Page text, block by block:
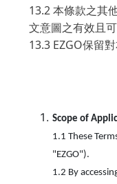
13.2 本條款之其
文意圖之有效且
13.3 EZGO保留
Scope of
1.1 These
"EZGO").
1.2 By